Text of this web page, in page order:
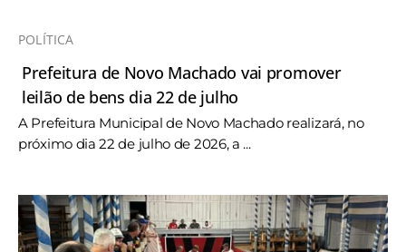
POLÍTICA
Prefeitura de Novo Machado vai promover
leilão de bens dia 22 de julho
A Prefeitura Municipal de Novo Machado realizará, no
próximo dia 22 de julho de 2026, a ...